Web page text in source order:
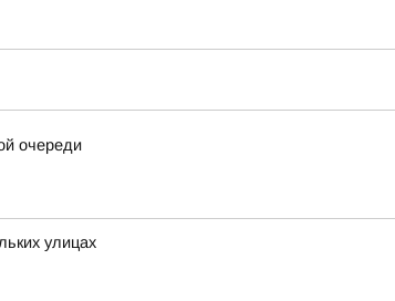
очереди
улицах